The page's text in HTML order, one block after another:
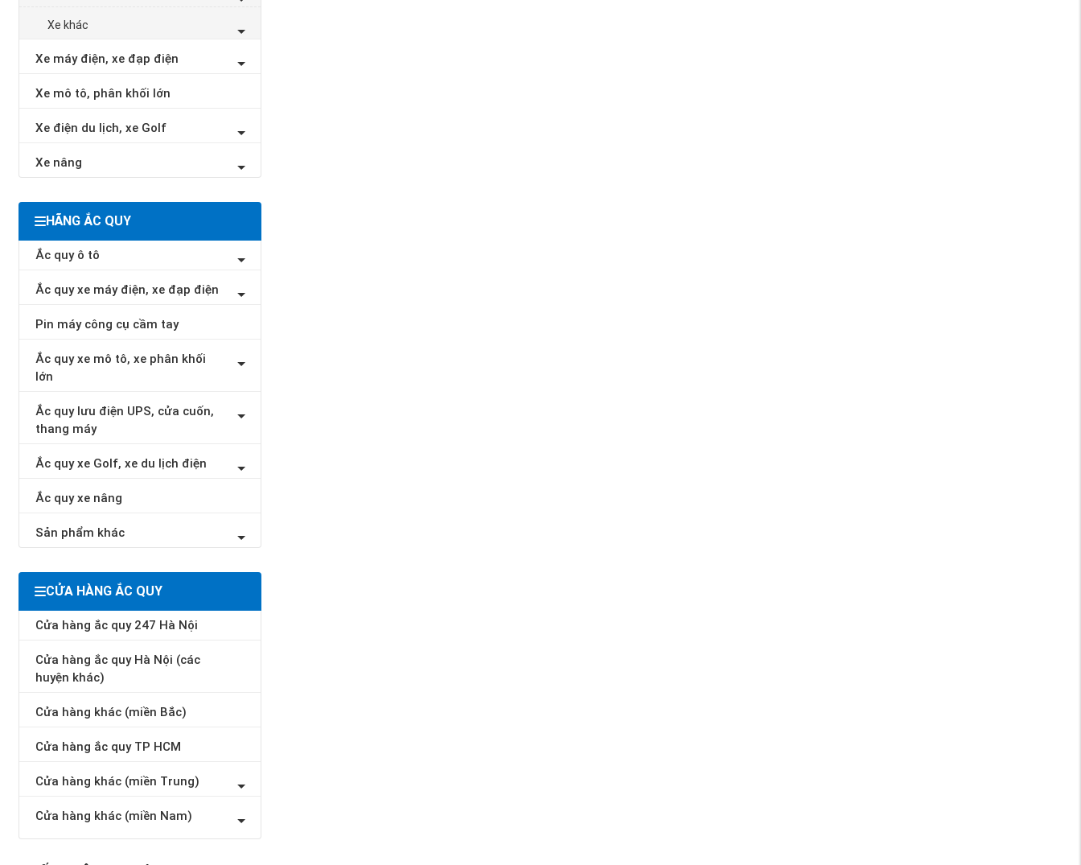
Xe khác
Xe máy điện, xe đạp điện
Xe mô tô, phân khối lớn
Xe điện du lịch, xe Golf
Xe nâng
HÃNG ẮC QUY
Ắc quy ô tô
Ắc quy xe máy điện, xe đạp điện
Pin máy công cụ cầm tay
Ắc quy xe mô tô, xe phân khối
lớn
Ắc quy lưu điện UPS, cửa cuốn,
thang máy
Ắc quy xe Golf, xe du lịch điện
Ắc quy xe nâng
Sản phẩm khác
CỬA HÀNG ẮC QUY
Cửa hàng ắc quy 247 Hà Nội
Cửa hàng ắc quy Hà Nội (các
huyện khác)
Cửa hàng khác (miền Bắc)
Cửa hàng ắc quy TP HCM
Cửa hàng khác (miền Trung)
Cửa hàng khác (miền Nam)